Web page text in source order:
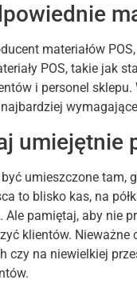
materiałów
POS, takie jak
i personel
umiejętnie
umieszczone
to blisko kas, na
Ale pamiętaj, aby nie
klientów.
czy na niewielkiej